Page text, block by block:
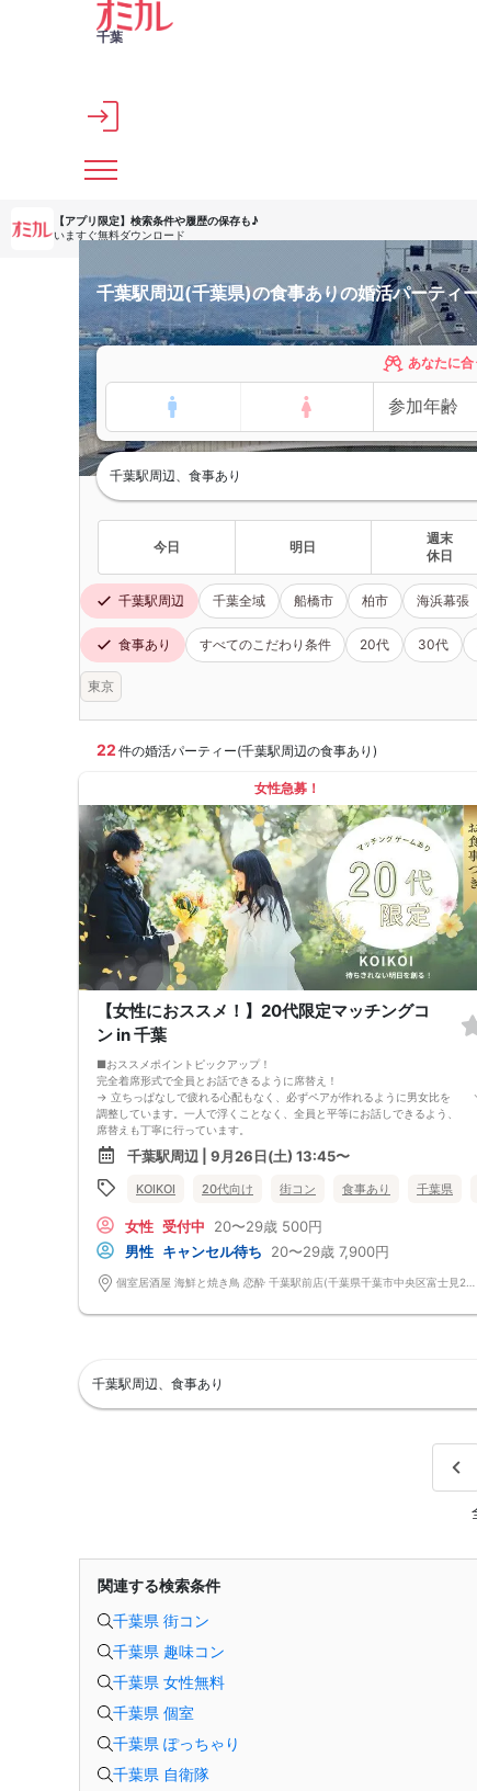
メインコンテンツへスキップ
千葉
【アプリ限定】 検索条件や履歴の保存も♪
いますぐ無料ダウンロード
千葉駅周辺(千葉県)の食事ありの婚活パーティ
あなたに合
千葉駅周辺、食事あり
今日 明日
週末
休日
千葉駅周辺 千葉全域 船橋市 柏市 海浜幕張
食事あり すべてのこだわり条件 20代 30代
東京
22 件の婚活パーティー(千葉駅周辺の食事あり)
女性急募！
【女性におススメ！】20代限定マッチングコ
ン in 千葉
■おススメポイントピックアップ！
完全着席形式で全員とお話できるように席替え！
→ 立ちっぱなしで疲れる心配もなく、必ずペアが作れるように男女比を
調整しています。一人で浮くことなく、全員と平等にお話しできるよう、
席替えも丁寧に行っています。
会話を盛り上げるプロフィールシート！
→ 趣味や好みからスムーズに会話がスタート！「何を話そう…」と悩むこ
となく、共通の話題で盛り上がれます。
自然なつながりをサポートするマッチングゲーム開催！
るように返却されるので安心です。
■最少催行人数
男女4対4
■中止判断タイミング
前日20時、または開催6時間前の時点で最少開催人数に満たない場合
千葉駅周辺 | 9月26日(土) 13:45〜
KOIKOI 20代向け 街コン 食事あり 千葉県
女性 受付中 20〜29歳 500円
男性 キャンセル待ち 20〜29歳 7,900円
千葉駅周辺、食事あり
関連する検索条件
千葉県 街コン
千葉県 趣味コン
千葉県 女性無料
千葉県 個室
千葉県 ぽっちゃり
千葉県 自衛隊